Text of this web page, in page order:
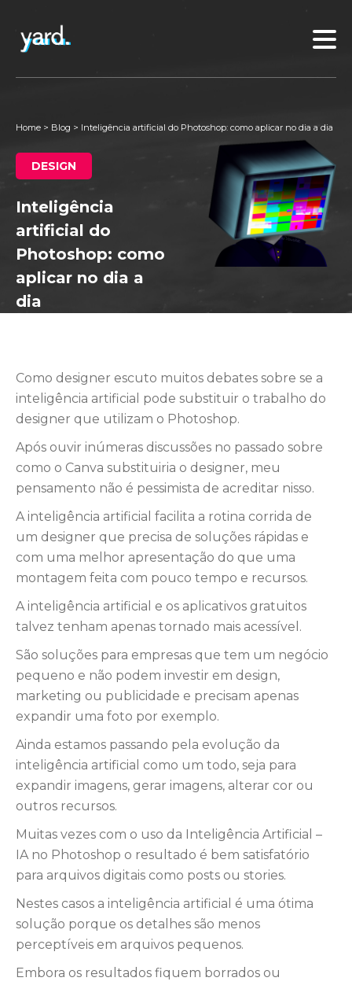
Home > Blog > Inteligência artificial do Photoshop: como aplicar no dia a dia
DESIGN
Inteligência
artificial do
Photoshop: como
aplicar no dia a
dia
Como designer escuto muitos debates sobre se a
inteligência artificial pode substituir o trabalho do
designer que utilizam o Photoshop.
Após ouvir inúmeras discussões no passado sobre
como o Canva substituiria o designer, meu
pensamento não é pessimista de acreditar nisso.
A inteligência artificial facilita a rotina corrida de
um designer que precisa de soluções rápidas e
com uma melhor apresentação do que uma
montagem feita com pouco tempo e recursos.
A inteligência artificial e os aplicativos gratuitos
talvez tenham apenas tornado mais acessível.
São soluções para empresas que tem um negócio
pequeno e não podem investir em design,
marketing ou publicidade e precisam apenas
expandir uma foto por exemplo.
Ainda estamos passando pela evolução da
inteligência artificial como um todo, seja para
expandir imagens, gerar imagens, alterar cor ou
outros recursos.
Muitas vezes com o uso da Inteligência Artificial –
IA no Photoshop o resultado é bem satisfatório
para arquivos digitais como posts ou stories.
Nestes casos a inteligência artificial é uma ótima
solução porque os detalhes são menos
perceptíveis em arquivos pequenos.
Embora os resultados fiquem borrados ou